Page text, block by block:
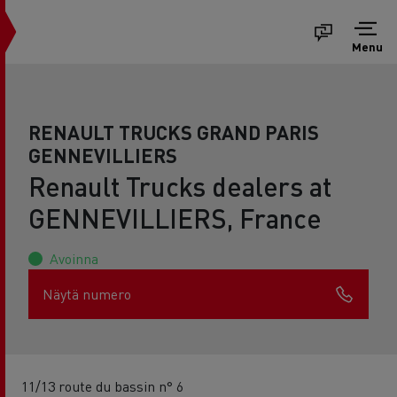
Menu
RENAULT TRUCKS GRAND PARIS
GENNEVILLIERS
Renault Trucks dealers at
GENNEVILLIERS, France
Avoinna
Näytä numero
11/13 route du bassin n° 6